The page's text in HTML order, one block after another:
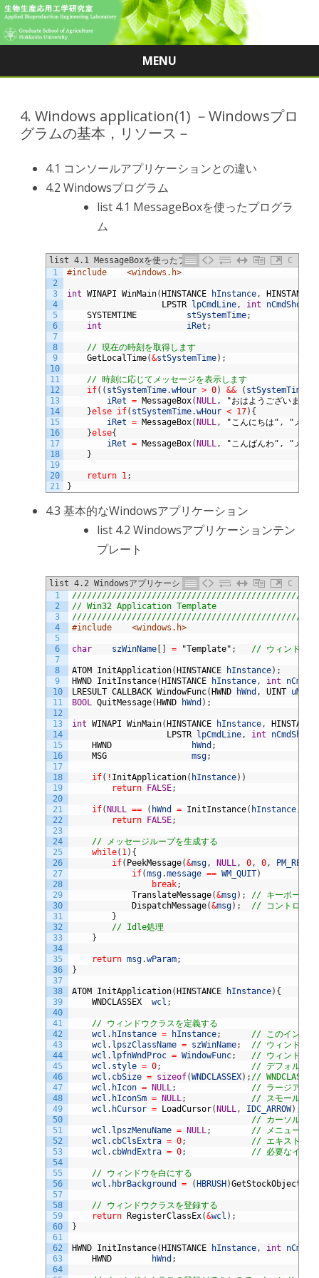
MENU
Skip
4. Windows application(1) －Windowsプロ
グラムの基本，リソース－
4.1 コンソールアプリケーションとの違い
4.2 Windowsプログラム
list 4.1 MessageBoxを使ったプログラ
ム
list 4.1 MessageBoxを使ったプログラム
C
1
2
3
4
5
6
7
8
9
10
11
12
13
14
15
16
17
18
19
20
21
#include	<windows.h>
int WINAPI WinMain(HINSTANCE hInstance , HINSTANCE
LPSTR lpCmdLine , int nCmdShow
stSystemTime;
int
iRet ;
// 現在の時刻を取得します
GetLocalTime(&stSystemTime) ;
// 時刻に応じてメッセージを表示します
if( ( stSystemTime.wHour > 0) && ( stSystemTime
iRet = MessageBox(NULL , "おはようございます"
}else if( stSystemTime.wHour < 17) {
iRet = MessageBox(NULL , "こんにちは" ,
"メッ
}else{
iRet = MessageBox(NULL , "こんばんわ" ,
"メッ
}
return 1 ;
}
4.3 基本的なWindowsアプリケーション
list 4.2 Windowsアプリケーションテン
プレート
list 4.2 Windowsアプリケーションテンプレート
C
1
2
3
4
5
6
7
8
9
10
11
12
13
14
15
16
17
18
19
20
21
22
23
24
25
26
27
28
29
30
31
32
33
34
35
36
37
38
39
40
41
42
43
44
45
46
47
48
49
50
51
52
53
54
55
56
57
58
59
60
61
62
63
64
// Win32 Application Template
#include	<windows.h>
char szWinName [ ] = "Template" ; // ウィンドウク
ATOM InitApplication(HINSTANCE hInstance) ;
HWND InitInstance(HINSTANCE hInstance , int
LRESULT CALLBACK WindowFunc(HWND hWnd , UINT uMes
BOOL
QuitMessage(HWND hWnd ) ;
int WINAPI WinMain(HINSTANCE hInstance ,
LPSTR lpCmdLine , int nCmdShow
hWnd ;
msg;
if( ! InitApplication( hInstance) )
return FALSE;
if(NULL == ( hWnd = InitInstance( hInstance
return FALSE;
// メッセージループを生成する
while( 1 ) {
if( PeekMessage(&msg , NULL , 0 , 0 ,
if(msg.message == WM_QUIT)
break;
TranslateMessage(&msg) ;
// キーボードを
DispatchMessage(&msg) ;
// コントロール
}
// Idle処理
}
return msg.wParam;
}
ATOM InitApplication(HINSTANCE hInstance) {
wcl ;
// ウィンドウクラスを定義する
wcl . hInstance = hInstance;
// このインスタ
wcl . lpszClassName = szWinName;
// ウィンドウク
wcl . lpfnWndProc = WindowFunc;
// ウィンドウ関
wcl . style = 0;
// デフォルトの
wcl . cbSize = sizeof(WNDCLASSEX) ; //
wcl . hIcon = NULL ;
// ラージアイコ
wcl . hIconSm = NULL ;
// スモールアイ
wcl . hCursor = LoadCursor(NULL , IDC_ARROW) ;
// カーソルスタ
wcl . lpszMenuName = NULL ;
// メニューなし
wcl . cbClsExtra = 0;
// エキストラな
wcl . cbWndExtra = 0; // 必要なインフ
// ウィンドウを白にする
wcl . hbrBackground = (HBRUSH)GetStockObject
// ウィンドウクラスを登録する
return RegisterClassEx(&wcl ) ;
}
HWND InitInstance(HINSTANCE hInstance , int
hWnd ;